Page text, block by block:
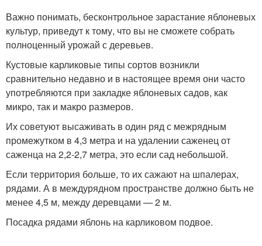
Важно понимать, бесконтрольное зарастание яблоневых
культур, приведут к тому, что вы не сможете собрать
полноценный урожай с деревьев.
Кустовые карликовые типы сортов возникли
сравнительно недавно и в настоящее время они часто
употребляются при закладке яблоневых садов, как
микро, так и макро размеров.
Их советуют высаживать в один ряд с межрядным
промежутком в 4,3 метра и на удалении саженец от
саженца на 2,2-2,7 метра, это если сад небольшой.
Если территория больше, то их сажают на шпалерах,
рядами. А в междурядном пространстве должно быть не
менее 4,5 м, между деревцами — 2 м.
Посадка рядами яблонь на карликовом подвое.